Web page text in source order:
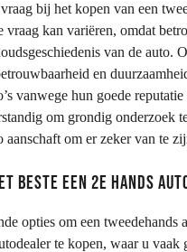
bij het kopen van een
vraag kan variëren, omdat
van de auto.
en
vanwege hun goede
om grondig onderzoek
aanschaft om er zeker van te
beste een 2e hands
opties om een
te kopen, waar u